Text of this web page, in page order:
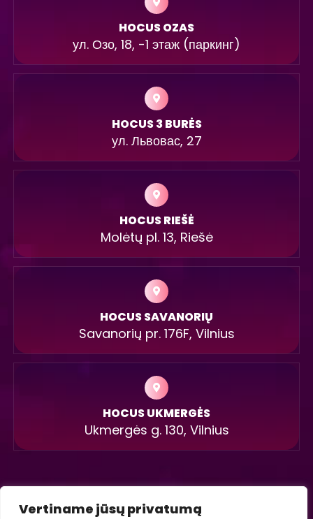
Vertiname jūsų privatumą
HOCUS OZAS
ул. Озо, 18, -1 этаж (паркинг)
HOCUS 3 BURĖS
ул. Львовас, 27
HOCUS RIEŠĖ
Molėtų pl. 13, Riešė
HOCUS SAVANORIŲ
Savanorių pr. 176F, Vilnius
HOCUS UKMERGĖS
Ukmergės g. 130, Vilnius